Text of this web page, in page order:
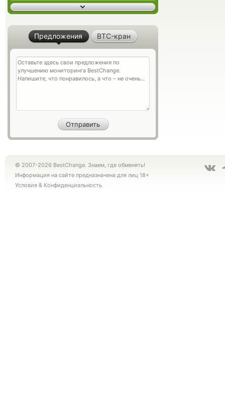
Предложения BTC-кран
© 2007-2026 BestChange. Знаем, где обменять!
Информация на сайте предназначена для лиц 18+
Условия & Конфиденциальность